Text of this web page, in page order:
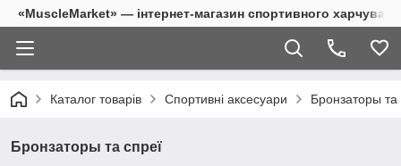
«MuscleMarket» — інтернет-магазин спортивного
Каталог товарів Спортивні аксесуари Бронзаторы та
Бронзаторы та спреї